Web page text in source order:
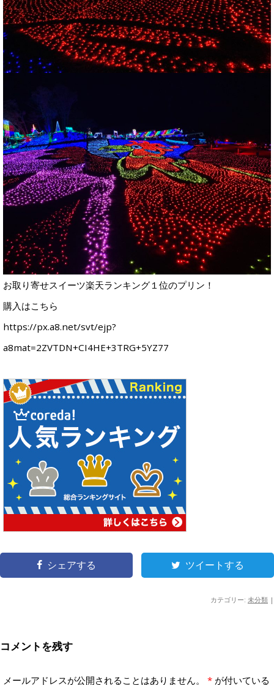
お取り寄せスイーツ楽天ランキング１位のプリン！
購入はこちら
https://px.a8.net/svt/ejp?
a8mat=2ZVTDN+CI4HE+3TRG+5YZ77
シェアする ツイートする
カテゴリー: 未分類 |
コメントを残す
メールアドレスが公開されることはありません。 * が付いている